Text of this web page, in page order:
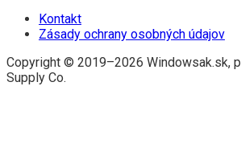
Kontakt
Zásady ochrany osobných údajov
Copyright © 2019–2026 Windowsak.sk,
Supply Co.